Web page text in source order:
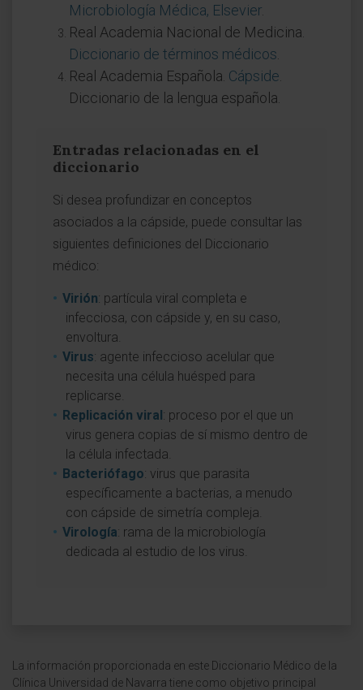
Microbiología Médica, Elsevier
Real Academia Nacional de Medicina.
Diccionario de términos médicos
Real Academia Española. Cápside
Diccionario de la lengua española.
Entradas relacionadas en el
diccionario
Si desea profundizar en conceptos
asociados a la cápside, puede consultar las
siguientes definiciones del Diccionario
médico:
Virión: partícula viral completa e
infecciosa, con cápside y, en su caso,
envoltura.
Virus: agente infeccioso acelular que
necesita una célula huésped para
replicarse.
Replicación viral: proceso por el que un
virus genera copias de sí mismo dentro de
la célula infectada.
Bacteriófago: virus que parasita
específicamente a bacterias, a menudo
con cápside de simetría compleja.
Virología: rama de la microbiología
dedicada al estudio de los virus.
La información proporcionada en este Diccionario Médico de la
Clínica Universidad de Navarra tiene como objetivo principal